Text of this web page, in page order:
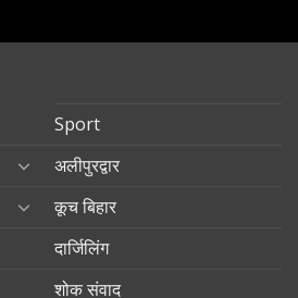
Sport
अलीपुरद्वार
कूच बिहार
दार्जिलिंग
शोक संवाद